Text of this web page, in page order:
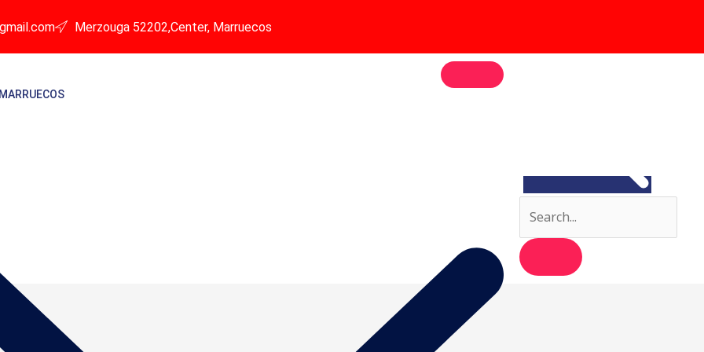
Merzouga 52202,Center, Marruecos